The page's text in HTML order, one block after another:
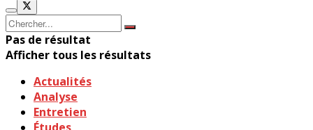
Pas de résultat
Afficher tous les résultats
Actualités
Analyse
Entretien